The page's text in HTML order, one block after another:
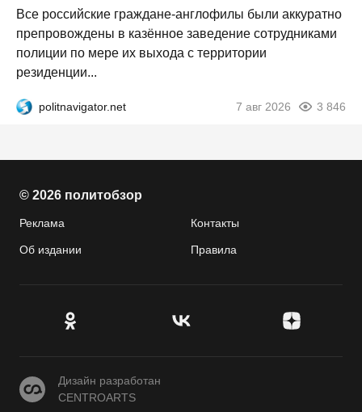
Все российские граждане-англофилы были аккуратно
препровождены в казённое заведение сотрудниками
полиции по мере их выхода с территории
резиденции...
politnavigator.net 7 авг 2026 3 846
© 2026 политобзор
Реклама Контакты
Об издании Правила
CENTROARTS